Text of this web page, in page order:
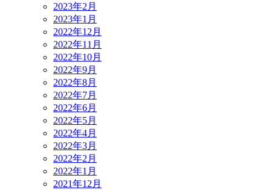
2023年2月
2023年1月
2022年12月
2022年11月
2022年10月
2022年9月
2022年8月
2022年7月
2022年6月
2022年5月
2022年4月
2022年3月
2022年2月
2022年1月
2021年12月